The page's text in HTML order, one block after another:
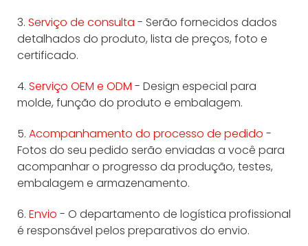
3. Serviço de consulta - Serão fornecidos dados
detalhados do produto, lista de preços, foto e
certificado.
4. Serviço OEM e ODM - Design especial para
molde, função do produto e embalagem.
5. Acompanhamento do processo de pedido -
Fotos do seu pedido serão enviadas a você para
acompanhar o progresso da produção, testes,
embalagem e armazenamento.
6. Envio - O departamento de logística profissional
é responsável pelos preparativos do envio.